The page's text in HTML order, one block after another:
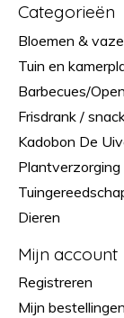
Categorieën
Bloemen &
Tuin en
Barbecues/
Frisdrank /
Kadobon De
Plantverzorging
Dieren
Mijn account
Registreren
Mijn bestellingen